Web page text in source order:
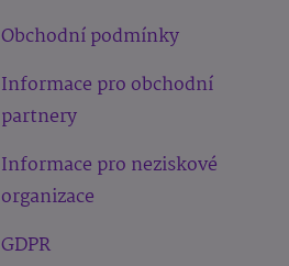
Obchodní podmínky
Informace pro obchodní
partnery
Informace pro neziskové
organizace
GDPR